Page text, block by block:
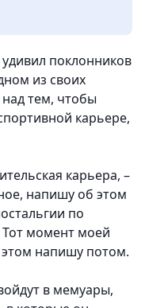
поклонников
из своих
тем, чтобы
карьере,
карьера, –
напишу об этом
по
момент моей
напишу потом.
в мемуары,